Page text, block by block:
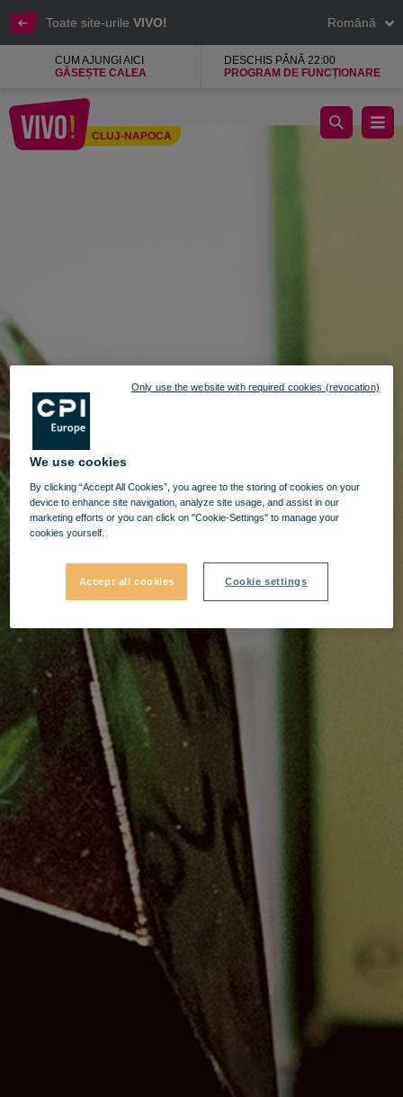
Toate site-urile VIVO! Română
CUM AJUNGI AICI
GĂSEȘTE CALEA
DESCHIS PÂNĂ 22:00
PROGRAM DE FUNCȚIONARE
CLUJ-NAPOCA
Wild, ustensile din otel inoxidabil
We use cookies
By clicking “Accept All Cookies”, you agree to the storing of cookies on your
device to enhance site navigation, analyze site usage, and assist in our
marketing efforts or you can click on "Cookie-Settings" to manage your
cookies yourself.
Accept all cookies Cookie settings
Only use the website with required cookies (revocation)